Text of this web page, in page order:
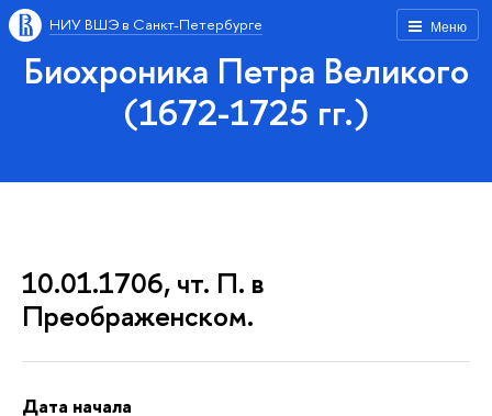
Меню
НИУ ВШЭ в Санкт-Петербурге
Биохроника Петра Великого
(1672-1725 гг.)
10.01.1706, чт. П. в
Преображенском.
Дата начала